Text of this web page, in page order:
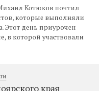
Котюков почтил
которые выполняли
Этот день приурочен
в которой участвовали
края